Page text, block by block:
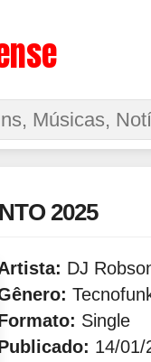
2025
DJ
Single
14/01/